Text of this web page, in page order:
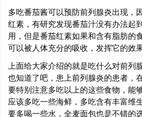
多吃番茄酱可以预防前列腺炎出现，
红素，有研究发现番茄汁没有办法起
用，但是番茄红素如果和含有脂肪的
可以被人体充分的吸收，发挥它的效果
上面给大家介绍的就是吃什么对前列
也知道了吧，患上前列腺炎的患者，
要特别注意多吃以上的这些食物，能
应该多吃一些海鲜，多吃含有丰富维
要多喝一些水，全麦面包也是不错的选